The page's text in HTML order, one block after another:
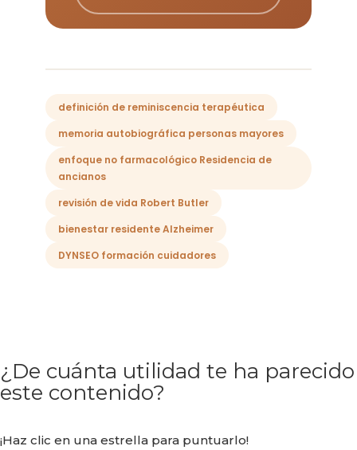
definición de reminiscencia terapéutica
memoria autobiográfica personas mayores
enfoque no farmacológico Residencia de
ancianos
revisión de vida Robert Butler
bienestar residente Alzheimer
DYNSEO formación cuidadores
¿De cuánta utilidad te ha parecido
este contenido?
¡Haz clic en una estrella para puntuarlo!